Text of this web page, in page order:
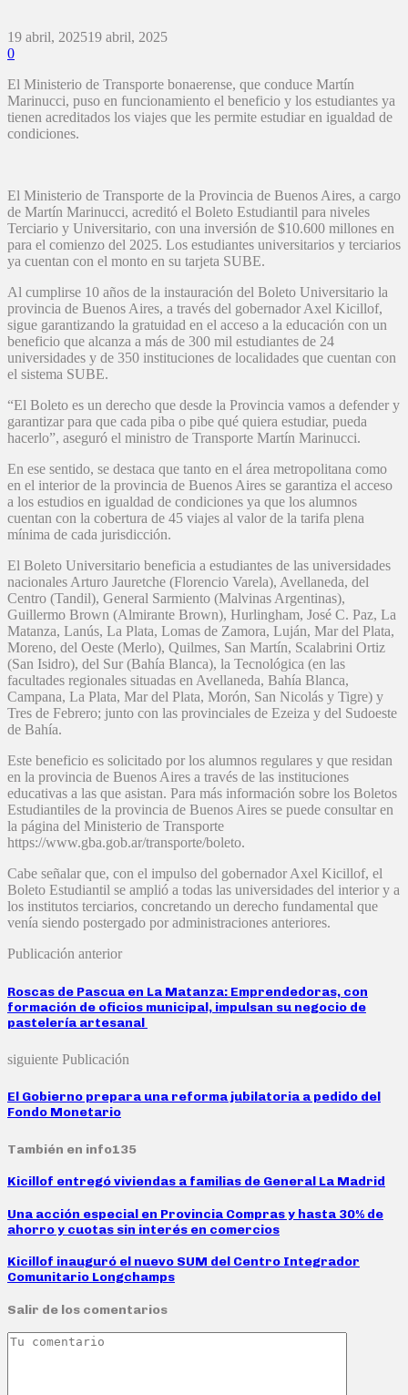
19 abril, 202519 abril, 2025
0
El Ministerio de Transporte bonaerense, que conduce Martín
Marinucci, puso en funcionamiento el beneficio y los estudiantes ya
tienen acreditados los viajes que les permite estudiar en igualdad de
condiciones.
El Ministerio de Transporte de la Provincia de Buenos Aires, a cargo
de Martín Marinucci, acreditó el Boleto Estudiantil para niveles
Terciario y Universitario, con una inversión de $10.600 millones en
para el comienzo del 2025. Los estudiantes universitarios y terciarios
ya cuentan con el monto en su tarjeta SUBE.
Al cumplirse 10 años de la instauración del Boleto Universitario la
provincia de Buenos Aires, a través del gobernador Axel Kicillof,
sigue garantizando la gratuidad en el acceso a la educación con un
beneficio que alcanza a más de 300 mil estudiantes de 24
universidades y de 350 instituciones de localidades que cuentan con
el sistema SUBE.
“El Boleto es un derecho que desde la Provincia vamos a defender y
garantizar para que cada piba o pibe qué quiera estudiar, pueda
hacerlo”, aseguró el ministro de Transporte Martín Marinucci.
En ese sentido, se destaca que tanto en el área metropolitana como
en el interior de la provincia de Buenos Aires se garantiza el acceso
a los estudios en igualdad de condiciones ya que los alumnos
cuentan con la cobertura de 45 viajes al valor de la tarifa plena
mínima de cada jurisdicción.
El Boleto Universitario beneficia a estudiantes de las universidades
nacionales Arturo Jauretche (Florencio Varela), Avellaneda, del
Centro (Tandil), General Sarmiento (Malvinas Argentinas),
Guillermo Brown (Almirante Brown), Hurlingham, José C. Paz, La
Matanza, Lanús, La Plata, Lomas de Zamora, Luján, Mar del Plata,
Moreno, del Oeste (Merlo), Quilmes, San Martín, Scalabrini Ortiz
(San Isidro), del Sur (Bahía Blanca), la Tecnológica (en las
facultades regionales situadas en Avellaneda, Bahía Blanca,
Campana, La Plata, Mar del Plata, Morón, San Nicolás y Tigre) y
Tres de Febrero; junto con las provinciales de Ezeiza y del Sudoeste
de Bahía.
Este beneficio es solicitado por los alumnos regulares y que residan
en la provincia de Buenos Aires a través de las instituciones
educativas a las que asistan. Para más información sobre los Boletos
Estudiantiles de la provincia de Buenos Aires se puede consultar en
la página del Ministerio de Transporte
https://www.gba.gob.ar/transporte/boleto.
Cabe señalar que, con el impulso del gobernador Axel Kicillof, el
Boleto Estudiantil se amplió a todas las universidades del interior y a
los institutos terciarios, concretando un derecho fundamental que
venía siendo postergado por administraciones anteriores.
Publicación anterior
Roscas de Pascua en La Matanza: Emprendedoras, con
formación de oficios municipal, impulsan su negocio de
pastelería artesanal
siguiente Publicación
El Gobierno prepara una reforma jubilatoria a pedido del
Fondo Monetario
También en info135
Kicillof entregó viviendas a familias de General La Madrid
Una acción especial en Provincia Compras y hasta 30% de
ahorro y cuotas sin interés en comercios
Kicillof inauguró el nuevo SUM del Centro Integrador
Comunitario Longchamps
Salir de los comentarios